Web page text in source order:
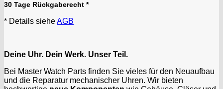
30 Tage Rückgaberecht *
* Details sieheAGB
Deine Uhr. Dein Werk. Unser Teil.
Bei Master Watch Parts finden Sie vieles für den Neuaufbau
und die Reparatur mechanischer Uhren. Wir bieten